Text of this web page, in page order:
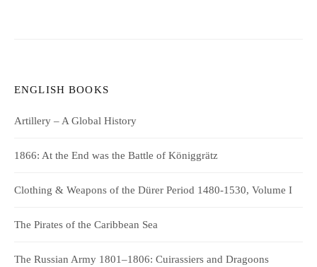
ENGLISH BOOKS
Artillery – A Global History
1866: At the End was the Battle of Königgrätz
Clothing & Weapons of the Dürer Period 1480-1530, Volume I
The Pirates of the Caribbean Sea
The Russian Army 1801–1806: Cuirassiers and Dragoons